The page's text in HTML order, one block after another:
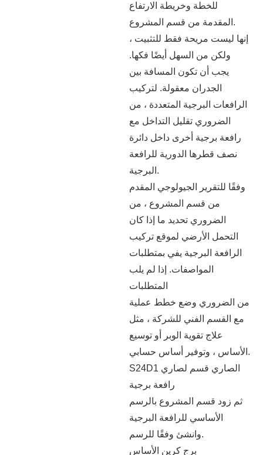
للخطة وخريطة الارتفاع
المقدمة من قسم المشروع.
إنها ليست مريحة فقط للتثبيت ،
ولكن من السهل أيضًا فكها.
يجب أن تكون المسافة بين
الجدران معقولة. لتركيب
الرافعات البرجية المتعددة ، من
الضروري تقليل التداخل مع
رافعة برجية أخرى داخل دائرة
نصف قطرها الدورية للرافعة
البرجية.
وفقًا للتقرير الجيولوجي المقدم
من قسم المشروع ، من
الضروري تحديد ما إذا كان
التحمل الأرضي لموقع تركيب
الرافعة البرجية يفي بمتطلبات
المواصفات. إذا لم يلب
المتطلبات
من الضروري وضع خطط عملية
مع القسم الفني للشركة ، مثل
علاج تقوية الوبر أو توسيع
الأساس ، وتوفير أساس حسابي.
S24D1 الصاري قسم لصاري
رافعة برجية
ثم زود قسم المشروع بالرسم
الأساسي للرافعة البرجية
وانشئ وفقًا للرسم.
برج كرين الأساس